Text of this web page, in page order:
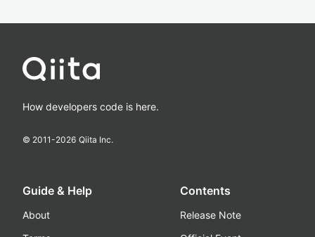
How developers code is here.
© 2011-2026 Qiita Inc.
Guide & Help
About
Contents
Release Note